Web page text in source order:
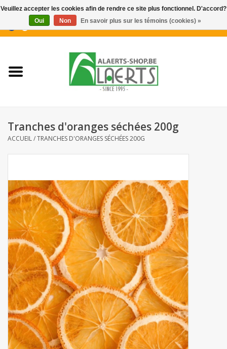
0 Articles - €0,00
Nouveautés
Biscuits pour le café
Boissons
Biscuits apéritifs / Snacks salés
Botanicals
Bonbons pour la bonbonnière
Rouleaux de caisse thermiques
Produits d'hygiène
Tranches d'oranges séchées 200g
ACCUEIL/TRANCHES D'ORANGES SÉCHÉES 200G
Veuillez accepter les cookies afin de rendre ce site plus fonctionnel. D'accord?
Oui
Non En savoir plus sur les témoins (cookies) »